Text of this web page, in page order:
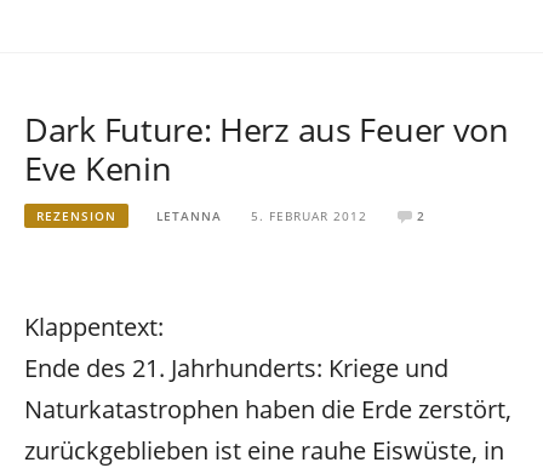
Dark Future: Herz aus Feuer von
Eve Kenin
REZENSION LETANNA 5. FEBRUAR 2012 2
Klappentext:
Ende des 21. Jahrhunderts: Kriege und
Naturkatastrophen haben die Erde zerstört,
zurückgeblieben ist eine rauhe Eiswüste, in